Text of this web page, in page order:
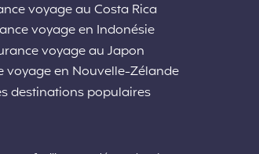
voyage au Costa Rica
voyage en Indonésie
voyage au Japon
voyage en Nouvelle-Zélande
destinations populaires